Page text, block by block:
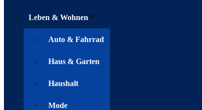
Leben & Wohnen
Auto & Fahrrad
Haus & Garten
Haushalt
Mode